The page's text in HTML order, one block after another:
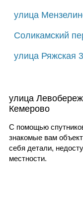
улица
Соликамский
улица Ряжская
улица
Кемерово
С помощью
знакомые вам
себя детали,
местности.